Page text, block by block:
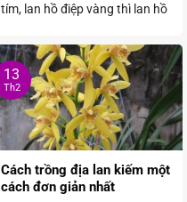
tím, lan hồ điệp vàng thì lan hồ
Cách trồng địa lan kiếm một
cách đơn giản nhất
13
Th2